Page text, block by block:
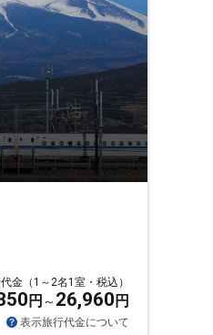
金（1～2名1室・税込）
円 26,960 円
表示旅行代金について